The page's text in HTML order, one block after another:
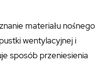
materiału nośnego
wentylacyjnej i
sposób przeniesienia